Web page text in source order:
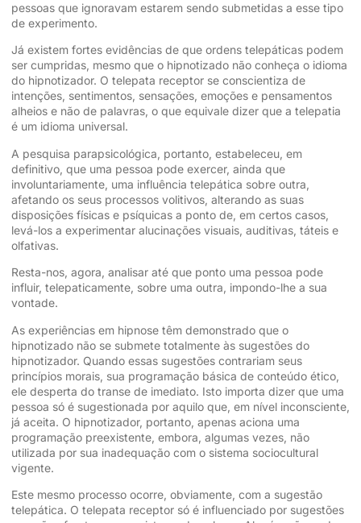
pessoas que ignoravam estarem sendo submetidas a esse tipo
de experimento.
Já existem fortes evidências de que ordens telepáticas podem
ser cumpridas, mesmo que o hipnotizado não conheça o idioma
do hipnotizador. O telepata receptor se conscientiza de
intenções, sentimentos, sensações, emoções e pensamentos
alheios e não de palavras, o que equivale dizer que a telepatia
é um idioma universal.
A pesquisa parapsicológica, portanto, estabeleceu, em
definitivo, que uma pessoa pode exercer, ainda que
involuntariamente, uma influência telepática sobre outra,
afetando os seus processos volitivos, alterando as suas
disposições físicas e psíquicas a ponto de, em certos casos,
levá-los a experimentar alucinações visuais, auditivas, táteis e
olfativas.
Resta-nos, agora, analisar até que ponto uma pessoa pode
influir, telepaticamente, sobre uma outra, impondo-lhe a sua
vontade.
As experiências em hipnose têm demonstrado que o
hipnotizado não se submete totalmente às sugestões do
hipnotizador. Quando essas sugestões contrariam seus
princípios morais, sua programação básica de conteúdo ético,
ele desperta do transe de imediato. Isto importa dizer que uma
pessoa só é sugestionada por aquilo que, em nível inconsciente,
já aceita. O hipnotizador, portanto, apenas aciona uma
programação preexistente, embora, algumas vezes, não
utilizada por sua inadequação com o sistema sociocultural
vigente.
Este mesmo processo ocorre, obviamente, com a sugestão
telepática. O telepata receptor só é influenciado por sugestões